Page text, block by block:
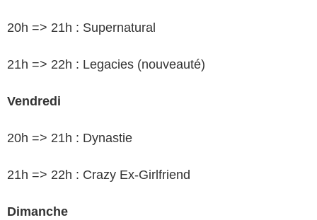
20h => 21h : Supernatural
21h => 22h : Legacies (nouveauté)
Vendredi
20h => 21h : Dynastie
21h => 22h : Crazy Ex-Girlfriend
Dimanche